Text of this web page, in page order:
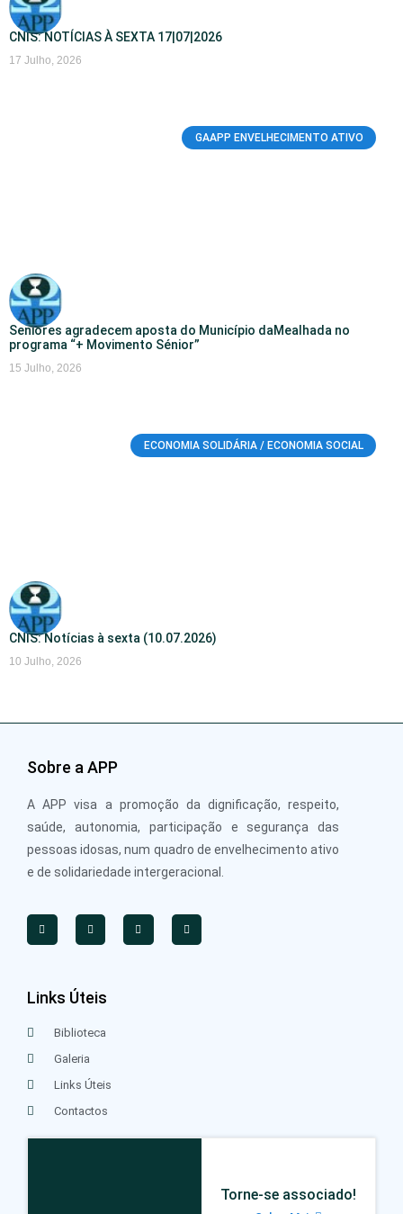
CNIS: NOTÍCIAS À SEXTA 17|07|2026
17 Julho, 2026
GAAPP ENVELHECIMENTO ATIVO
Seniores agradecem aposta do Município daMealhada no
programa “+ Movimento Sénior”
15 Julho, 2026
ECONOMIA SOLIDÁRIA / ECONOMIA SOCIAL
CNIS: Notícias à sexta (10.07.2026)
10 Julho, 2026
Sobre a APP
A APP visa a promoção da dignificação, respeito,
saúde, autonomia, participação e segurança das
pessoas idosas, num quadro de envelhecimento ativo
e de solidariedade intergeracional.
Links Úteis
Biblioteca
Galeria
Links Úteis
Contactos
Torne-se associado!